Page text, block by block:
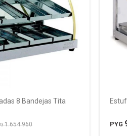
8 Bandejas Tita
1.654.960 PYG